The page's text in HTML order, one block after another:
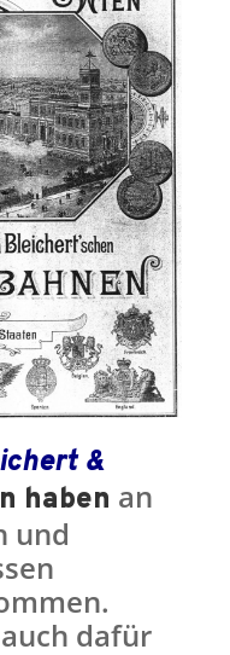
&
haben an
und
dafür